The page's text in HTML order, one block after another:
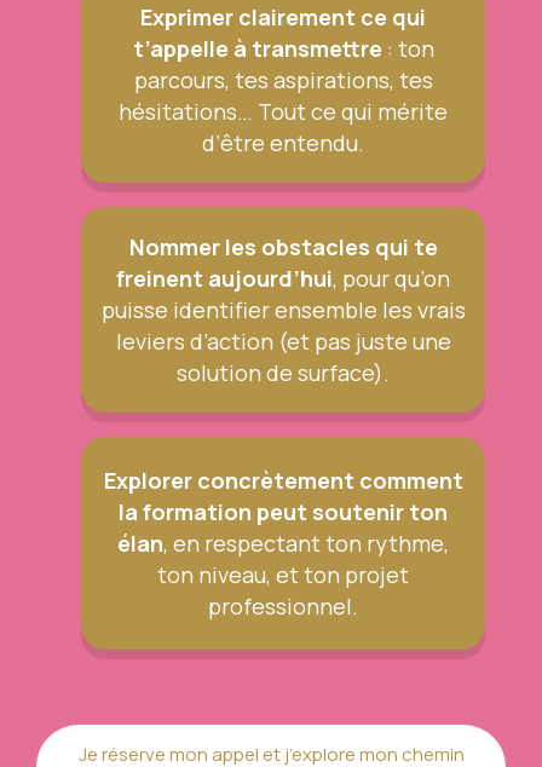
Exprimer clairement ce qui
t’appelle à transmettre : ton
parcours, tes aspirations, tes
hésitations… Tout ce qui mérite
d’être entendu.
Nommer les obstacles qui te
freinent aujourd’hui, pour qu’on
puisse identifier ensemble les vrais
leviers d’action (et pas juste une
solution de surface).
Explorer concrètement comment
la formation peut soutenir ton
élan, en respectant ton rythme,
ton niveau, et ton projet
professionnel.
Je réserve mon appel et j’explore mon chemin